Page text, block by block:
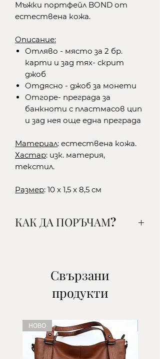
Мъжки портфейл BOND от
естествена кожа.
Описание:
Отляво - място за 2 бр.
карти и зад тях- скрит
джоб
Отдясно - джоб за монети
Отгоре- преграда за
банкноти с пластмасов цип
и зад нея още една преграда
Материал: естествена кожа.
Хастар: изк. материя,
текстил.
Размер: 10 x 1,5 x 8,5 см
КАК ДА ПОРЪЧАМ?
-до офис на ЕКОНТ- наложен
-до офис на СПИДИ- наложен
платеж/поема се от клиента/
-с куриер на ЕКОНТ- наложен
платеж/поема се от клиента/
Свързани
продукти
НОВО